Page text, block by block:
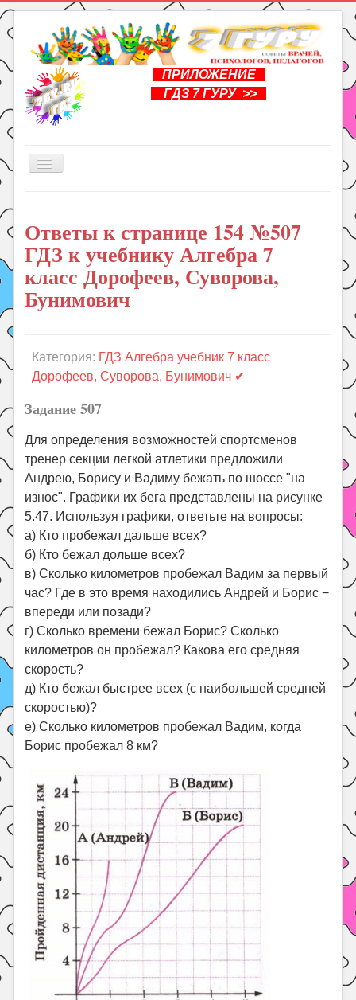
ПРИЛОЖЕНИЕ
ГДЗ 7 ГУРУ >>
Включить/
Книги
Рукоделие
Подготовка к школе
Уроки
Праздники
Летом!
Поиск
Ответы к странице 154 №507
ГДЗ к учебнику Алгебра 7
класс Дорофеев, Суворова,
Бунимович
Категория: ГДЗ Алгебра учебник 7 класс
Дорофеев, Суворова, Бунимович ✔
Задание 507
Для определения возможностей спортсменов
тренер секции легкой атлетики предложили
Андрею, Борису и Вадиму бежать по шоссе "на
износ". Графики их бега представлены на рисунке
5.47. Используя графики, ответьте на вопросы:
а) Кто пробежал дальше всех?
б) Кто бежал дольше всех?
в) Сколько километров пробежал Вадим за первый
час? Где в это время находились Андрей и Борис −
впереди или позади?
г) Сколько времени бежал Борис? Сколько
километров он пробежал? Какова его средняя
скорость?
д) Кто бежал быстрее всех (с наибольшей средней
скоростью)?
е) Сколько километров пробежал Вадим, когда
Борис пробежал 8 км?